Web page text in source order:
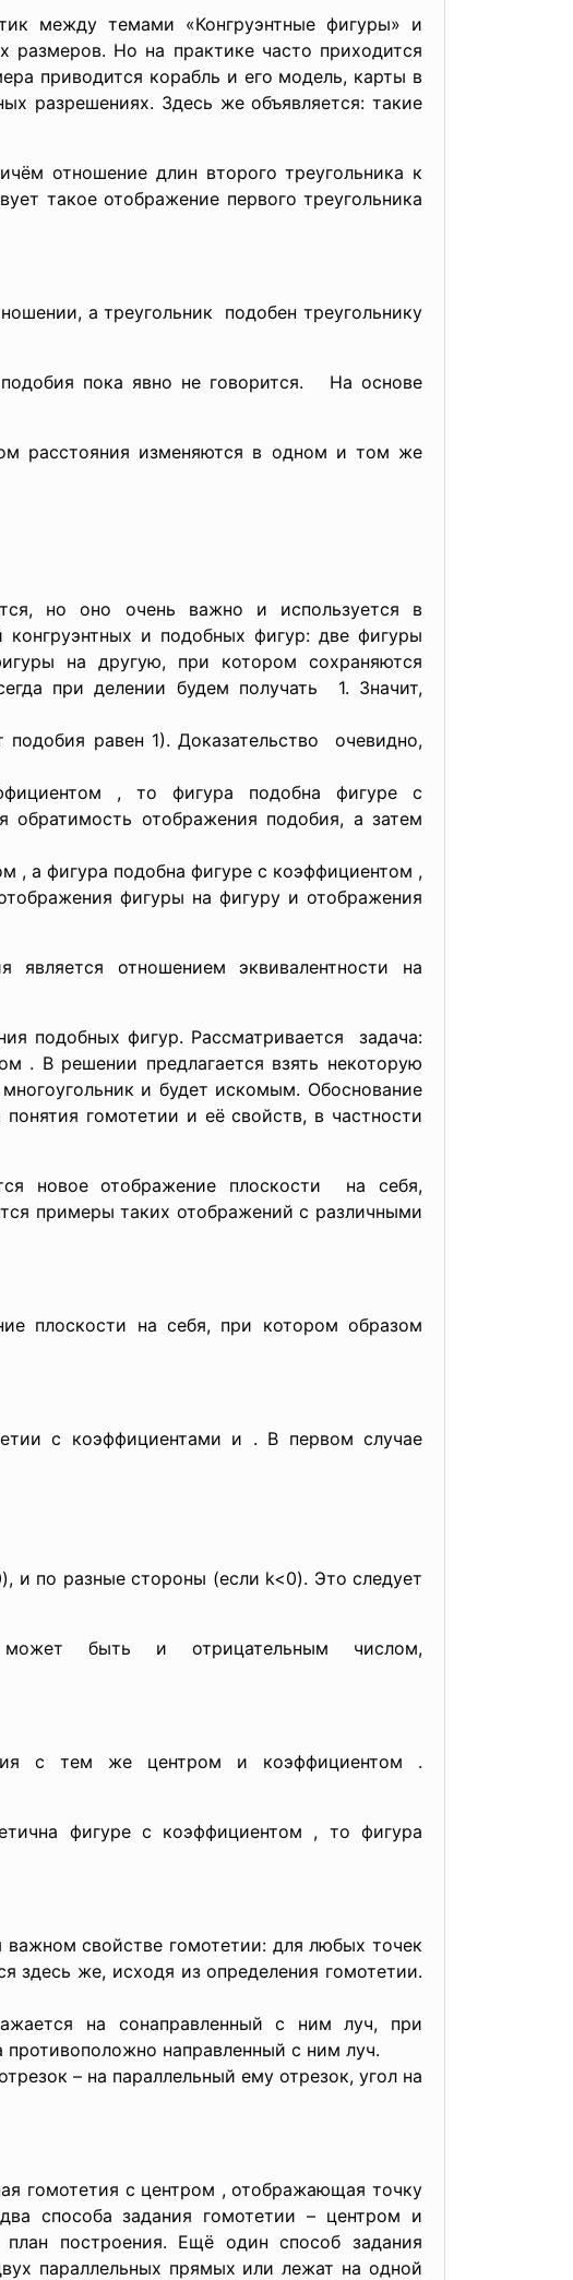
между темами «Конгруэнтные фигуры» и
Но на практике часто приходится
приводится корабль и его модель, карты в
разрешениях. Здесь же объявляется: такие
отношение длин второго треугольника к
такое отображение первого треугольника
а треугольник подобен треугольнику
пока явно не говорится. На основе
расстояния изменяются в одном и том же
но оно очень важно и используется в
конгруэнтных и подобных фигур: две фигуры
на другую, при котором сохраняются
при делении будем получать 1. Значит,
равен 1). Доказательство очевидно,
, то фигура подобна фигуре с
обратимость отображения подобия, а затем
, а фигура подобна фигуре с коэффициентом ,
фигуры на фигуру и отображения
отношением эквивалентности на
подобных фигур. Рассматривается задача:
. В решении предлагается взять некоторую
и будет искомым. Обоснование
гомотетии и её свойств, в частности
новое отображение плоскости на себя,
примеры таких отображений с различными
плоскости на себя, при котором образом
с коэффициентами и . В первом случае
и по разные стороны (если k<0). Это следует
быть и отрицательным числом,
с тем же центром и коэффициентом .
фигуре с коэффициентом , то фигура
свойстве гомотетии: для любых точек
здесь же, исходя из определения гомотетии.
на сонаправленный с ним луч, при
направленный с ним луч.
– на параллельный ему отрезок, угол на
гомотетия с центром , отображающая точку
способа задания гомотетии – центром и
построения. Ещё один способ задания
параллельных прямых или лежат на одной